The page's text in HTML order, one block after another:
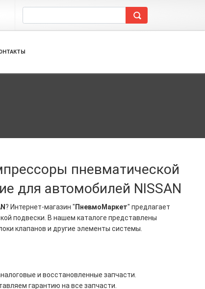
пневматической
для автомобилей NISSAN
? Интернет-магазин " ПневмоМаркет" предлагает
подвески. В нашем каталоге представлены
клапанов и другие элементы системы.
и восстановленные запчасти.
гарантию на все запчасти.